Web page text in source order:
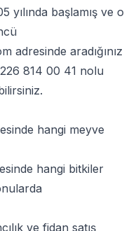
yılında başlamış ve o
adresinde aradığınız
814 00 41 nolu
hangi meyve
hangi bitkiler
ve fidan satış